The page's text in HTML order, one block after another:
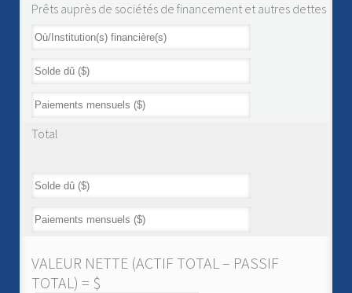
Prêts auprès de sociétés de financement et autres dettes
Total
VALEUR NETTE (ACTIF TOTAL – PASSIF
TOTAL) = $